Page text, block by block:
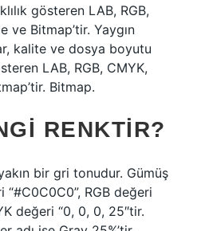
gösteren LAB, RGB,
ve Bitmap’tir. Yaygın
kalite ve dosya boyutu
LAB, RGB, CMYK,
Bitmap.
RENKTIR?
bir gri tonudur. Gümüş
“#C0C0C0”, RGB değeri
değeri “0, 0, 0, 25″tir.